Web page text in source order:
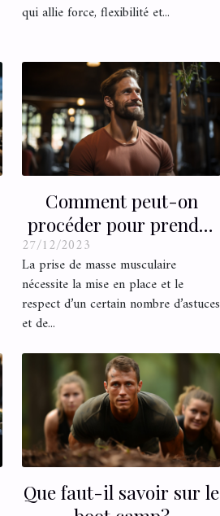
qui allie force, flexibilité et...
Comment peut-on
procéder pour prendre
efficacement du
muscle ?
27/12/2023
La prise de masse musculaire
nécessite la mise en place et le
respect d’un certain nombre d’astuces
et de...
Que faut-il savoir sur le